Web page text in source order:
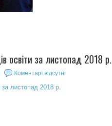
освіти за листопад 2018 р.
Коментарі відсутні
листопад 2018 р.